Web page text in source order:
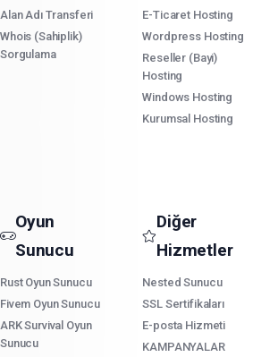
Alan Adı Transferi
Whois (Sahiplik)
Sorgulama
E-Ticaret Hosting
Wordpress Hosting
Reseller (Bayi)
Hosting
Windows Hosting
Kurumsal Hosting
Oyun
Sunucu
Rust Oyun Sunucu
Fivem Oyun Sunucu
ARK Survival Oyun
Sunucu
Diğer
Hizmetler
Nested Sunucu
SSL Sertifikaları
E-posta Hizmeti
KAMPANYALAR